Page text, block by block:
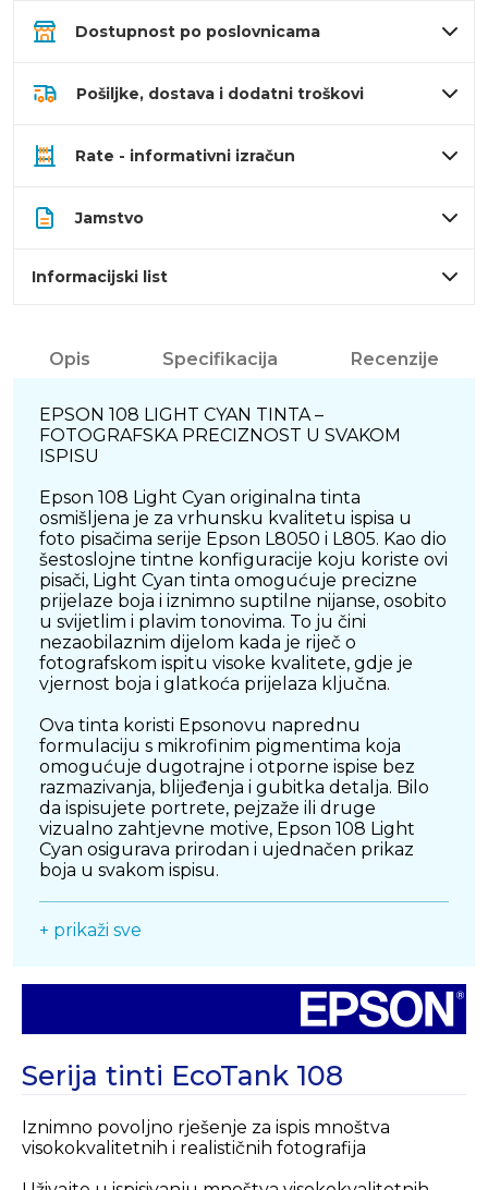
Dostupnost po poslovnicama
Pošiljke, dostava i dodatni troškovi
Rate - informativni izračun
Jamstvo
Informacijski list
Opis Specifikacija Recenzije
EPSON 108 LIGHT CYAN TINTA –
FOTOGRAFSKA PRECIZNOST U SVAKOM
ISPISU
Epson 108 Light Cyan originalna tinta
osmišljena je za vrhunsku kvalitetu ispisa u
foto pisačima serije Epson L8050 i L805. Kao dio
šestoslojne tintne konfiguracije koju koriste ovi
pisači, Light Cyan tinta omogućuje precizne
prijelaze boja i iznimno suptilne nijanse, osobito
u svijetlim i plavim tonovima. To ju čini
nezaobilaznim dijelom kada je riječ o
fotografskom ispitu visoke kvalitete, gdje je
vjernost boja i glatkoća prijelaza ključna.
Ova tinta koristi Epsonovu naprednu
formulaciju s mikrofinim pigmentima koja
omogućuje dugotrajne i otporne ispise bez
razmazivanja, blijeđenja i gubitka detalja. Bilo
da ispisujete portrete, pejzaže ili druge
vizualno zahtjevne motive, Epson 108 Light
Cyan osigurava prirodan i ujednačen prikaz
boja u svakom ispisu.
punjenje EcoTank spremnika, s oblikom koji
već automatski zaustavlja punjenje kada je
spremnik pun, čime se osigurava jednostavno i
bezbrižno rukovanje tintom.
SAŽETAK
Epson 108 Light Cyan originalna tinta ključna
je komponenta za sve korisnike Epson L8050 i
L805 pisača koji žele ispisivati fotografije visoke
kvalitete s iznimnom preciznošću nijansi.
+ prikaži sve
Serija tinti EcoTank 108
Iznimno povoljno rješenje za ispis mnoštva
visokokvalitetnih i realističnih fotografija